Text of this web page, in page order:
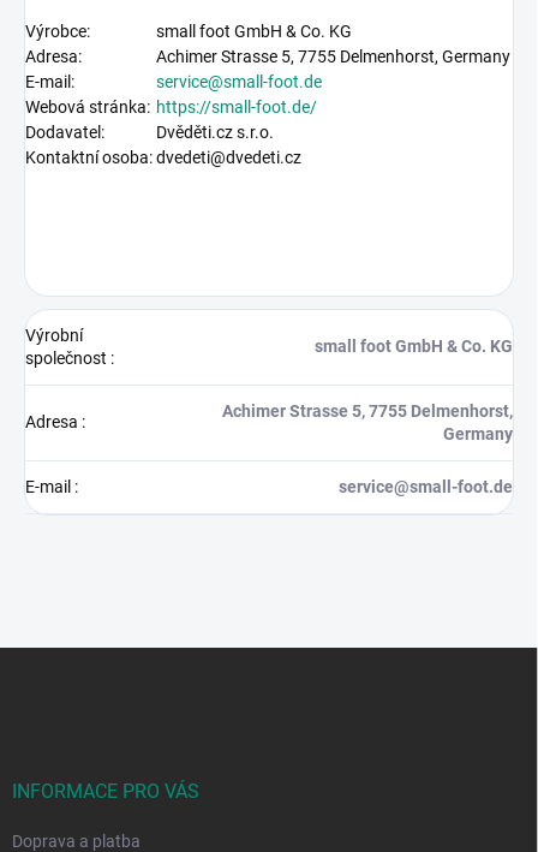
Výrobce:
small foot GmbH & Co. KG
Adresa:
Achimer Strasse 5, 7755 Delmenhorst, Germany
E-mail:
service@small-foot.de
Webová stránka: https://small-foot.de/
Dodavatel:
Dvěděti.cz s.r.o.
Kontaktní osoba:dvedeti@dvedeti.cz
Výrobní
společnost :
small foot GmbH & Co. KG
Adresa :
Achimer Strasse 5, 7755 Delmenhorst,
Germany
E-mail : service@small-foot.de
INFORMACE PRO VÁS
Doprava a platba